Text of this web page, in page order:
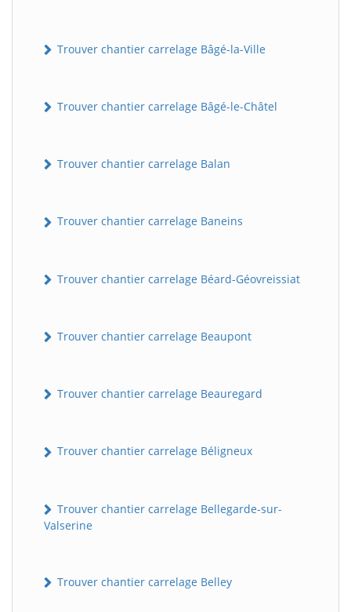
Trouver chantier carrelage Bâgé-la-Ville
Trouver chantier carrelage Bâgé-le-Châtel
Trouver chantier carrelage Balan
Trouver chantier carrelage Baneins
Trouver chantier carrelage Béard-Géovreissiat
Trouver chantier carrelage Beaupont
Trouver chantier carrelage Beauregard
Trouver chantier carrelage Béligneux
Trouver chantier carrelage Bellegarde-sur-
Valserine
Trouver chantier carrelage Belley